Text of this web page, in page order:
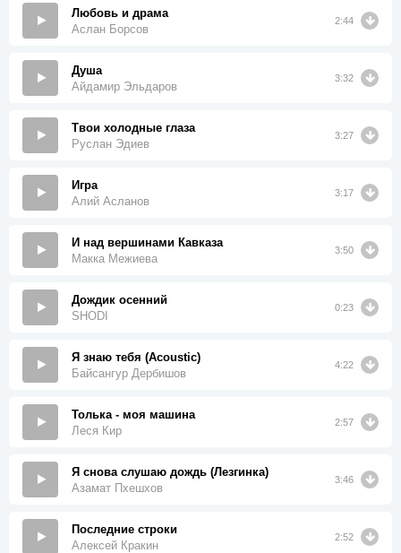
Любовь и драма
Аслан Борсов
2:44
Душа
Айдамир Эльдаров
3:32
Твои холодные глаза
Руслан Эдиев
3:27
Игра
Алий Асланов
3:17
И над вершинами Кавказа
Макка Межиева
3:50
Дождик осенний
SHODI
0:23
Я знаю тебя (Acoustic)
Байсангур Дербишов
4:22
Толька - моя машина
Леся Кир
2:57
Я снова слушаю дождь (Лезгинка)
Азамат Пхешхов
3:46
Последние строки
Алексей Кракин
2:52